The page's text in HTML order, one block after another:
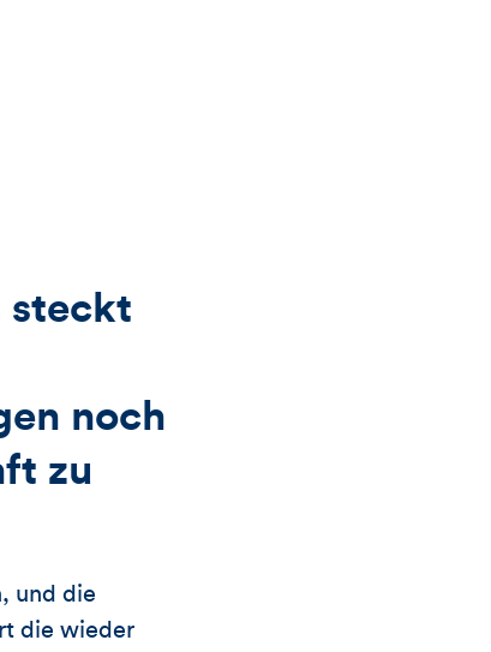
steckt
noch
zu
und die
die wieder